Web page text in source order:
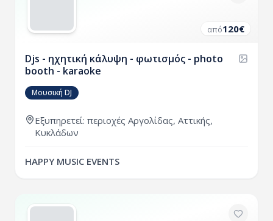
από120€
Djs - ηχητική κάλυψη - φωτισμός - photo
booth - karaoke
Μουσική DJ
Εξυπηρετεί: περιοχές Αργολίδας, Αττικής,
Κυκλάδων
HAPPY MUSIC EVENTS